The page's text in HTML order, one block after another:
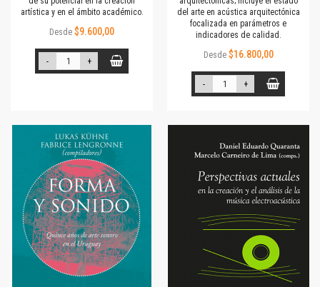
artística y en el ámbito académico.
Desde $9.600,00
- +
del arte en acústica arquitectónica
focalizada en parámetros e
indicadores de calidad.
Desde $16.800,00
- +